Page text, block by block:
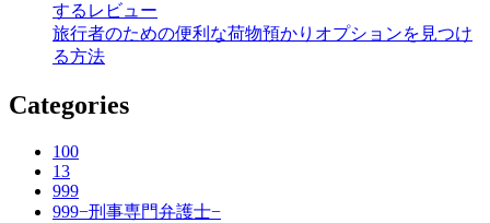
するレビュー
旅行者のための便利な荷物預かりオプションを見つけ
る方法
Categories
100
13
999
999−刑事専門弁護士−